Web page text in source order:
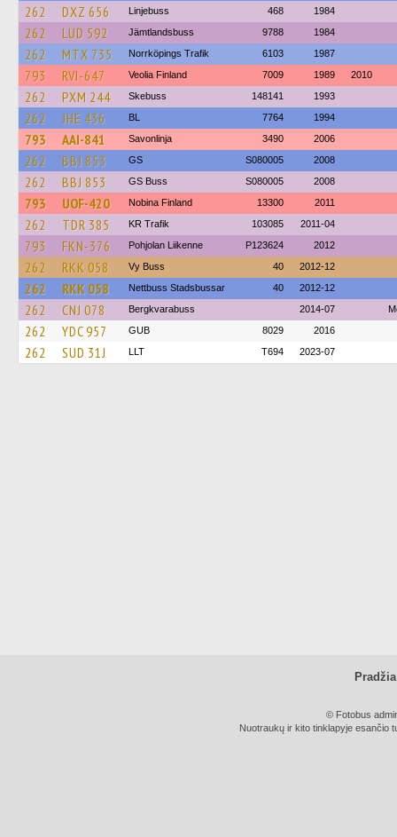
262 DXZ 656 Linjebuss 468 1984
262 LUD 592 Jämtlandsbuss 9788 1984
262 MTX 735 Norrköpings Trafik 6103 1987
793 RVI-647 Veolia Finland 7009 1989 2010
262 PXM 244 Skebuss 148141 1993
262 JHE 436 BL 7764 1994
793 AAI-841 Savonlinja 3490 2006
262 BBJ 853 GS S080005 2008
262 BBJ 853 GS Buss S080005 2008
793 UOF-420 Nobina Finland 13300 2011
262 TDR 385 KR Trafik 103085 2011-04
793 FKN-376 Pohjolan Liikenne P123624 2012
262 RKK 058 Vy Buss 40 2012-12
262 RKK 058 Nettbuss Stadsbussar 40 2012-12
262 CNJ 078 Bergkvarabuss 2014-07
262 YDC 957 GUB 8029 2016
262 SUD 31J LLT T694 2023-07
Pradžia
© Fotobus
Nuotraukų ir kito tinklapyje esančio